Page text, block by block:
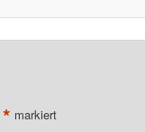
* markiert